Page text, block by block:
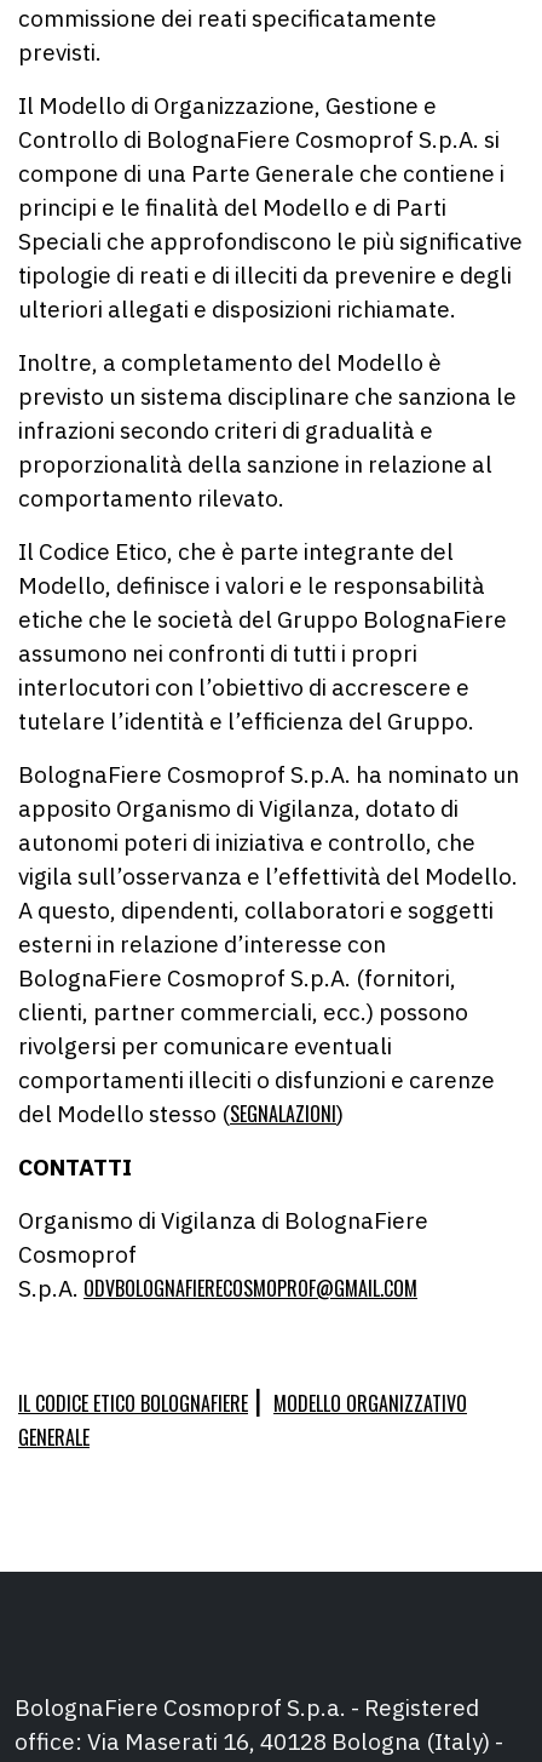
commissione dei reati specificatamente
previsti.
Il Modello di Organizzazione, Gestione e
Controllo di BolognaFiere Cosmoprof S.p.A. si
compone di una Parte Generale che contiene i
principi e le finalità del Modello e di Parti
Speciali che approfondiscono le più significative
tipologie di reati e di illeciti da prevenire e degli
ulteriori allegati e disposizioni richiamate.
Inoltre, a completamento del Modello è
previsto un sistema disciplinare che sanziona le
infrazioni secondo criteri di gradualità e
proporzionalità della sanzione in relazione al
comportamento rilevato.
Il Codice Etico, che è parte integrante del
Modello, definisce i valori e le responsabilità
etiche che le società del Gruppo BolognaFiere
assumono nei confronti di tutti i propri
interlocutori con l’obiettivo di accrescere e
tutelare l’identità e l’efficienza del Gruppo.
BolognaFiere Cosmoprof S.p.A. ha nominato un
apposito Organismo di Vigilanza, dotato di
autonomi poteri di iniziativa e controllo, che
vigila sull’osservanza e l’effettività del Modello.
A questo, dipendenti, collaboratori e soggetti
esterni in relazione d’interesse con
BolognaFiere Cosmoprof S.p.A. (fornitori,
clienti, partner commerciali, ecc.) possono
rivolgersi per comunicare eventuali
comportamenti illeciti o disfunzioni e carenze
del Modello stesso (SEGNALAZIONI)
CONTATTI
Organismo di Vigilanza di BolognaFiere
Cosmoprof
S.p.A. ODVBOLOGNAFIERECOSMOPROF@GMAIL.COM
IL CODICE ETICO BOLOGNAFIERE | MODELLO ORGANIZZATIVO
GENERALE
BolognaFiere Cosmoprof S.p.a. - Registered
office: Via Maserati 16, 40128 Bologna (Italy) -